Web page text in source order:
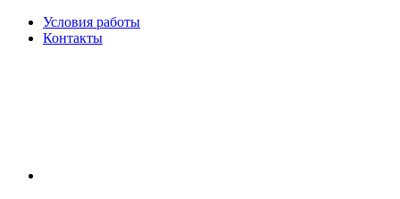
Условия работы
Контакты